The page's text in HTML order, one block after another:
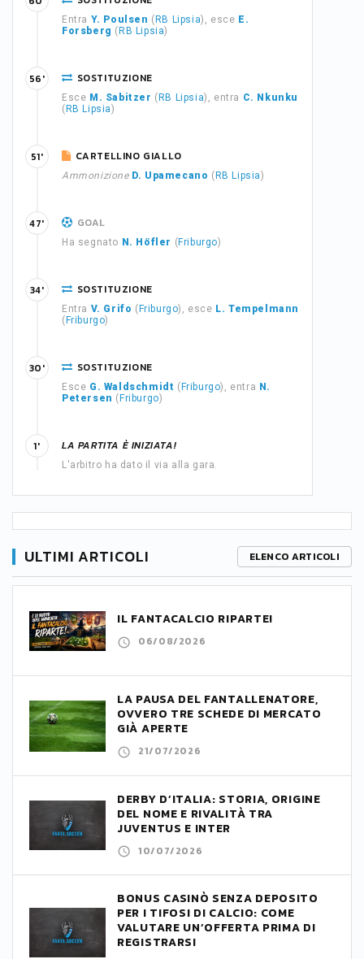
Entra Y. Poulsen ( RB Lipsia), esce E.
Forsberg ( RB Lipsia)
SOSTITUZIONE
Esce M. Sabitzer ( RB Lipsia), entra C. Nkunku
( RB Lipsia)
56'
CARTELLINO GIALLO
Ammonizione D. Upamecano ( RB Lipsia)
51'
GOAL
Ha segnato N. Höfler ( Friburgo)
47'
SOSTITUZIONE
Entra V. Grifo ( Friburgo), esce L. Tempelmann
( Friburgo)
34'
SOSTITUZIONE
Esce G. Waldschmidt ( Friburgo), entra N.
Petersen ( Friburgo)
30'
LA PARTITA È INIZIATA!
L'arbitro ha dato il via alla gara.
1'
ULTIMI ARTICOLI ELENCO ARTICOLI
IL FANTACALCIO RIPARTE!
06/08/2026
LA PAUSA DEL FANTALLENATORE,
OVVERO TRE SCHEDE DI MERCATO
GIÀ APERTE
21/07/2026
DERBY D’ITALIA: STORIA, ORIGINE
DEL NOME E RIVALITÀ TRA
JUVENTUS E INTER
10/07/2026
BONUS CASINÒ SENZA DEPOSITO
PER I TIFOSI DI CALCIO: COME
VALUTARE UN’OFFERTA PRIMA DI
REGISTRARSI